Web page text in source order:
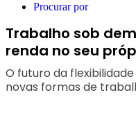
Procurar por
Trabalho sob
renda no seu
O futuro da
novas formas de